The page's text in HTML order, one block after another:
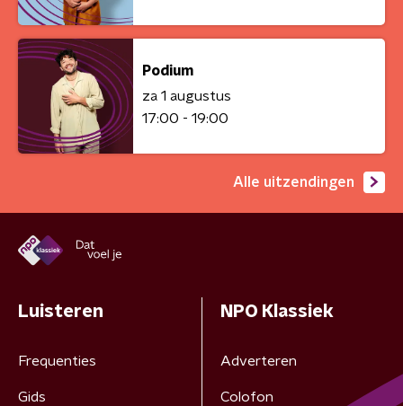
Podium
za 1 augustus
17:00 - 19:00
Alle uitzendingen
Luisteren
Frequenties
Gids
NPO Klassiek
Adverteren
Colofon